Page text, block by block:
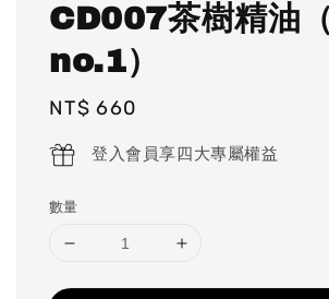
CD007茶樹精油
no.1）
Regular
price
NT$ 660
登入會員享四大專屬權益
數量